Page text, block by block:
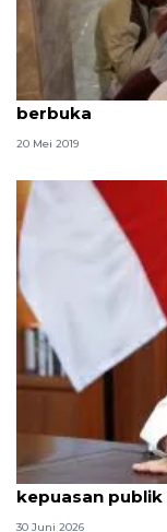
Empat kuali
berbuka
20 Mei 2019
Qodari:
kepuasan
30 Juni 2026